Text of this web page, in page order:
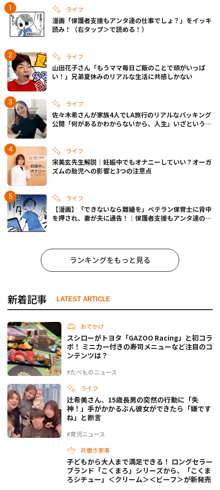
ライフ
漫画「保護者支援もアンタ達の仕事でしょ？」をイッキ
読み！（右タップ＞で読める！）
ライフ
山田花子さん「もうママ毎日ご飯のことで頭がいっぱ
い！」兄弟夏休みのリアルな生活に共感しかない
ライフ
佐々木希さんが家族4人でLA旅行のリアルなパッキング
公開「何があるかわからないから、人生」いざというと
ライフ
宋美玄先生解説｜妊娠中でもオナニーしていい？オーガ
ズムの胎児への影響と3つの注意点
ライフ
【漫画】「できないなら離婚を」ベテラン保育士に背中
を押され、妻が夫に通告！｜保護者支援もアンタ達の仕
ランキングをもっと見る
新着記事 LATEST ARTICLE
おでかけ
#たべものニュース
スシローがトヨタ「GAZOO Racing」と初コラ
ボ！ ミニカー付きの寿司メニューなど注目のコ
ンテンツは？
ライフ
#育児ニュース
辻希美さん、15歳長男の突然の行動に「失
神！」手がかかるぶん彼女ができたら「嫌です
ね」と断言
共働き家事
子どもから大人まで満足できる！ ロングセラー
ブランド「こくまろ」シリーズから、「こくま
ろシチュー」＜クリーム＞＜ビーフ＞が新発売